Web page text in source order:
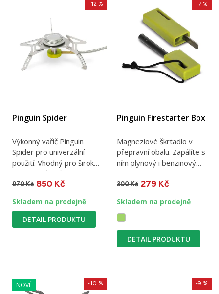
Pinguin Spider
Výkonný vařič Pinguin
Spider pro univerzální
použití. Vhodný pro širokou
škálu hrnců. Můžete...
970 Kč
-12 %
850 Kč
Skladem na prodejně
DETAIL PRODUKTU
Pinguin Firestarter Box
Magneziové škrtadlo v
přepravní obalu. Zapálíte s
ním plynový i benzinový
vařič.
300 Kč
-7 %
279 Kč
Skladem na prodejně
DETAIL PRODUKTU
NOVÉ -10 % -9 %